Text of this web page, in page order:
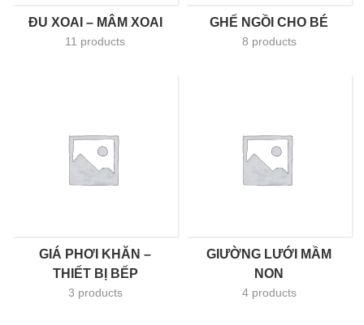
ĐU XOAI – MÂM XOAI
11 products
GHẾ NGỒI CHO BÉ
8 products
GIÁ PHƠI KHĂN –
THIẾT BỊ BẾP
3 products
GIƯỜNG LƯỚI MẦM
NON
4 products